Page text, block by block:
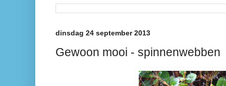
dinsdag 24 september 2013
Gewoon mooi - spinnenwebben